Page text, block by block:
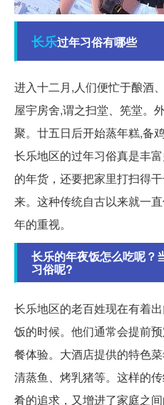
长乐过年习俗有哪些
进入十二月,人们便忙于酿酒
屋宇房舍,谓之扫堂、筅堂。
聚。廿五日后开始蒸年糕,备
长乐地区的过年习俗真是丰
的年货，还要把家里打扫得
来。这种传统自古以来就一
年的重视。
长乐的年夜饭怎么吃呢？
习俗呢?
长乐地区的老百姓现在有着
饭的时候。他们通常会提前
餐体验。大酒店提供的特色
清蒸鱼、烤乳猪等。这样的
肴的追求，又增进了家庭之